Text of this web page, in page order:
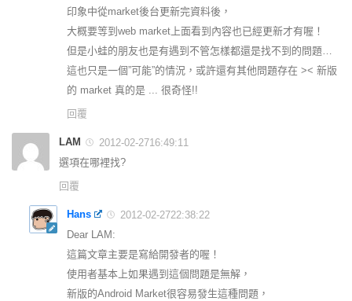
印象中從market後台更新完資料後，
大概要等到web market上面看到內容也已經更新才有喔！
但是小蛙的朋友也是有遇到不管怎樣都還是找不到的問題…
這也只是一個”可能”的情況，或許還有其他問題存在 >< 新版
的 market 真的是 ... 很奇怪!!
回覆
LAM
2012-02-2716:49:11
選項在哪裡找?
回覆
Hans
2012-02-2722:38:22
Dear LAM:
這篇文章主要是寫給開發者的喔！
使用者基本上如果遇到這個問題是無解，
新版的Android Market很容易發生這種問題，